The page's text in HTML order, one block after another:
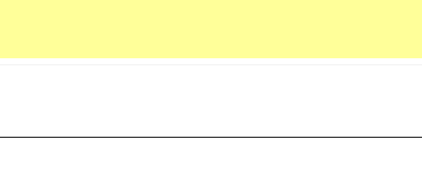
的前途，我們的來